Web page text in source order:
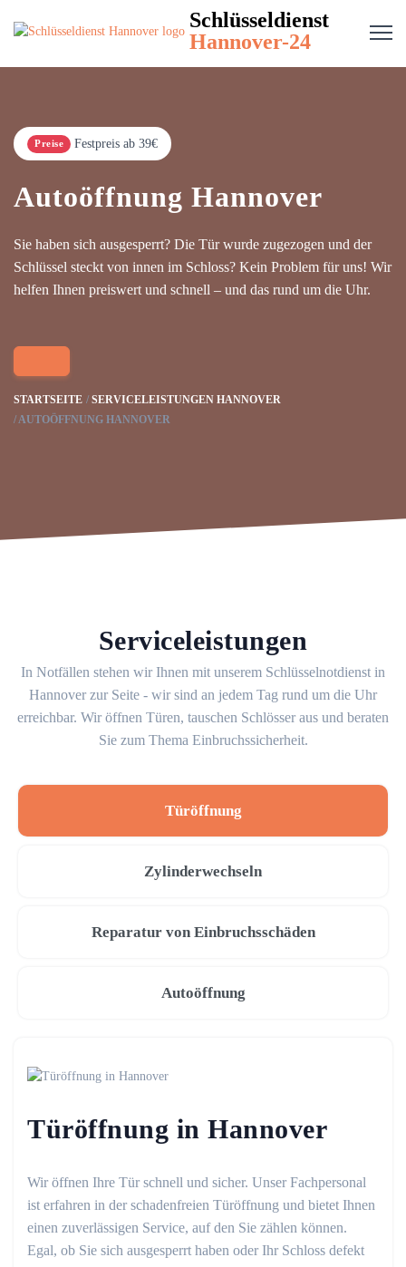
Schlüsseldienst
Hannover-24
Preise Festpreis ab 39€
Autoöffnung Hannover
Sie haben sich ausgesperrt? Die Tür wurde zugezogen und der
Schlüssel steckt von innen im Schloss? Kein Problem für uns! Wir
helfen Ihnen preiswert und schnell – und das rund um die Uhr.
STARTSEITE
SERVICELEISTUNGEN HANNOVER
AUTOÖFFNUNG HANNOVER
Serviceleistungen
In Notfällen stehen wir Ihnen mit unserem Schlüsselnotdienst in
Hannover zur Seite - wir sind an jedem Tag rund um die Uhr
erreichbar. Wir öffnen Türen, tauschen Schlösser aus und beraten
Sie zum Thema Einbruchssicherheit.
Türöffnung
Zylinderwechseln
Reparatur von Einbruchsschäden
Autoöffnung
Türöffnung in Hannover
Wir öffnen Ihre Tür schnell und sicher. Unser Fachpersonal
ist erfahren in der schadenfreien Türöffnung und bietet Ihnen
einen zuverlässigen Service, auf den Sie zählen können.
Egal, ob Sie sich ausgesperrt haben oder Ihr Schloss defekt